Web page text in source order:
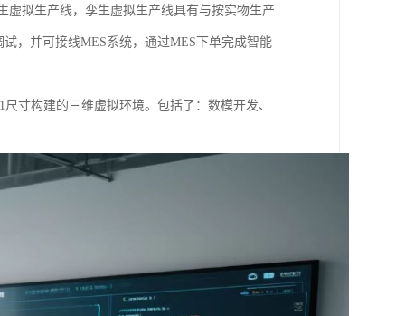
虚拟生产线，孪生虚拟生产线具有与按实物生产
，并可接线MES系统，通过MES下单完成智能
寸构建的三维虚拟环境。包括了：数模开发、